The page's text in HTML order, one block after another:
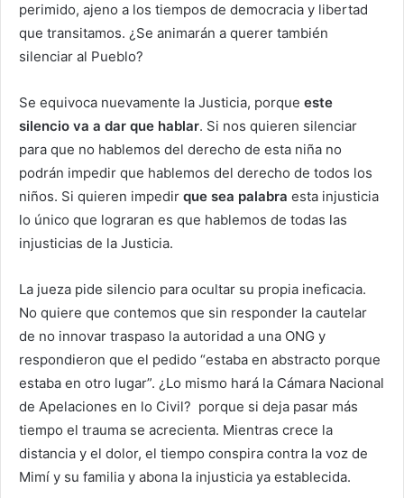
perimido, ajeno a los tiempos de democracia y libertad
que transitamos. ¿Se animarán a querer también
silenciar al Pueblo?
Se equivoca nuevamente la Justicia, porque este
silencio va a dar que hablar. Si nos quieren silenciar
para que no hablemos del derecho de esta niña no
podrán impedir que hablemos del derecho de todos los
niños. Si quieren impedir que sea palabra esta injusticia
lo único que lograran es que hablemos de todas las
injusticias de la Justicia.
La jueza pide silencio para ocultar su propia ineficacia.
No quiere que contemos que sin responder la cautelar
de no innovar traspaso la autoridad a una ONG y
respondieron que el pedido “estaba en abstracto porque
estaba en otro lugar”. ¿Lo mismo hará la Cámara Nacional
de Apelaciones en lo Civil? porque si deja pasar más
tiempo el trauma se acrecienta. Mientras crece la
distancia y el dolor, el tiempo conspira contra la voz de
Mimí y su familia y abona la injusticia ya establecida.